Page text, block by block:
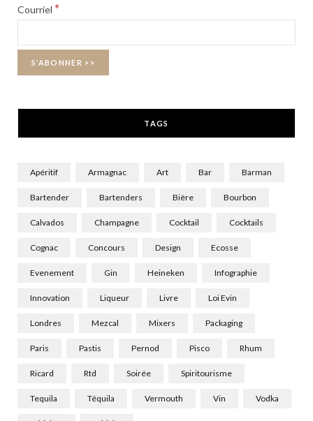
Courriel *
TAGS
Apéritif Armagnac Art Bar Barman
Bartender Bartenders Bière Bourbon
Calvados Champagne Cocktail Cocktails
Cognac Concours Design Ecosse
Evenement Gin Heineken Infographie
Innovation Liqueur Livre Loi Evin
Londres Mezcal Mixers Packaging
Paris Pastis Pernod Pisco Rhum
Ricard Rtd Soirée Spiritourisme
Tequila Téquila Vermouth Vin Vodka